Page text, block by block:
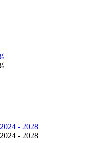
- 2028
- 2028